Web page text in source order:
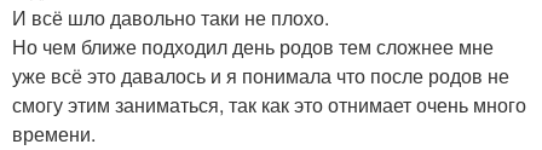
И всё шло давольно таки не плохо.
Но чем ближе подходил день родов тем сложнее мне
уже всё это давалось и я понимала что после родов не
смогу этим заниматься, так как это отнимает очень много
времени.